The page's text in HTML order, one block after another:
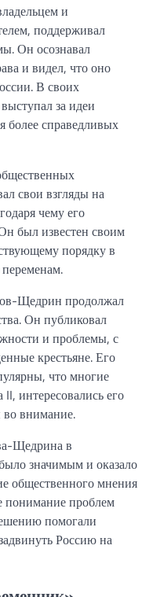
и
поддерживал
Он осознавал
и видел, что оно
В своих
за идеи
более справедливых
свои взгляды на
чему его
был известен своим
порядку в
Щедрин продолжал
Он публиковал
и проблемы, с
крестьяне. Его
что многие
интересовались его
внимание.
Щедрина в
значимым и оказало
общественного мнения
понимание проблем
помогали
Россию на